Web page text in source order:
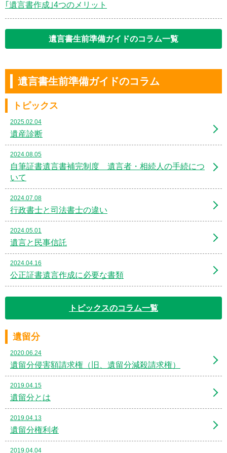
｢遺言書作成｣4つのメリット
遺言書生前準備ガイドのコラム一覧
遺言書生前準備ガイドのコラム
トピックス
2025.02.04
遺産診断
2024.08.05
自筆証書遺言書補完制度 遺言者・相続人の手続につ
いて
2024.07.08
行政書士と司法書士の違い
2024.05.01
遺言と民事信託
2024.04.16
公正証書遺言作成に必要な書類
トピックスのコラム一覧
遺留分
2020.06.24
遺留分侵害額請求権（旧、遺留分減殺請求権）
2019.04.15
遺留分とは
2019.04.13
遺留分権利者
2019.04.04